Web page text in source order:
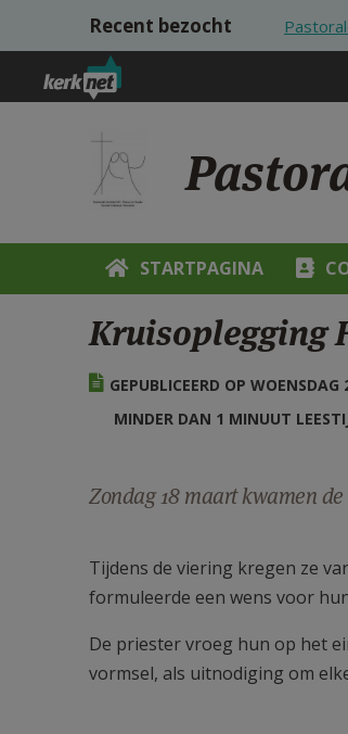
Overslaan en naar de inhoud gaan
Recent bezocht
STARTPAGINA
Kruisoplegging
GEPUBLICEERD OP
MINDER DAN 1 MINUUT
Zondag 18 maart kwamen
Tijdens de viering kregen ze
formuleerde een wens voor
De priester vroeg hun op het
vormsel, als uitnodiging om